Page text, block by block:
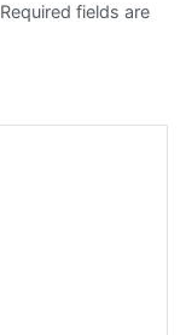
Required fields are